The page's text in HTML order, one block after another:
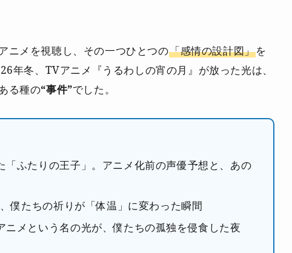
ニメを視聴し、その一つひとつの「感情の設計図」を
年冬、TVアニメ『うるわしの宵の月』が放った光は、
る種の“事件”でした。
「ふたりの王子」。アニメ化前の声優予想と、あの
僕たちの祈りが「体温」に変わった瞬間
ニメという名の光が、僕たちの孤独を侵食した夜